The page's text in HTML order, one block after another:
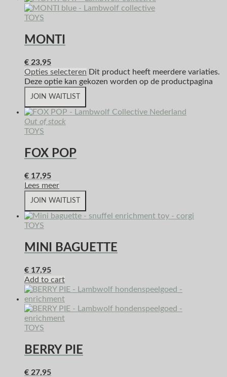
TOYS
MONTI
€ 23,95
Opties selecteren Dit product heeft meerdere variaties.
Deze optie kan gekozen worden op de productpagina
JOIN WAITLIST
Out of stock
TOYS
FOX POP
€ 17,95
Lees meer
JOIN WAITLIST
TOYS
MINI BAGUETTE
€ 17,95
Add to cart
TOYS
BERRY PIE
€ 27,95